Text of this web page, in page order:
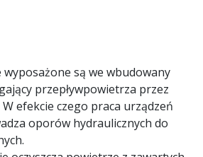
są we wbudowany
przepływpowietrza przez
efekcie czego praca urządzeń
oporów hydraulicznych do